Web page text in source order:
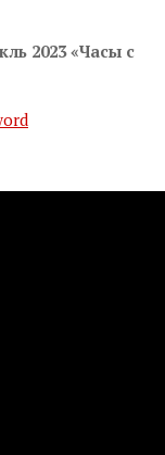
2023 «Часы с